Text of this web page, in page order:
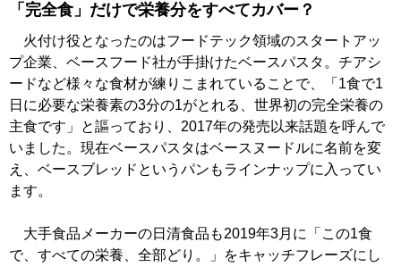
「完全食」だけで栄養分をすべてカバー？
火付け役となったのはフードテック領域のスタートアッ
プ企業、ベースフード社が手掛けたベースパスタ。チアシ
ードなど様々な食材が練りこまれていることで、「1食で1
日に必要な栄養素の3分の1がとれる、世界初の完全栄養の
主食です」と謳っており、2017年の発売以来話題を呼んで
いました。現在ベースパスタはベースヌードルに名前を変
え、ベースブレッドというパンもラインナップに入ってい
ます。
大手食品メーカーの日清食品も2019年3月に「この1食
で、すべての栄養、全部どり。」をキャッチフレーズにし